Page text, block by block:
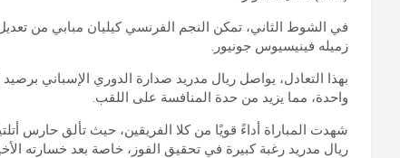
زميله فينيسيوس جونيور.
واحدة، مما يزيد من حدة المنافسة على اللقب.
شهدت المباراة أداءً قويًا من كلا الفريقين، حيث تألق حارس
ريال مدريد رغبة كبيرة في تحقيق الفوز، خاصة بعد خسارته